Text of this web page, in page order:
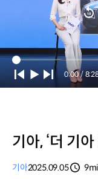
Current
Time
0:00 /
기아, ‘더 기
기아2025.09.05